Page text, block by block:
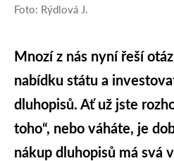
Foto: Rýdlová J.
Mnozí z nás nyní řeší
nabídku státu a
dluhopisů. Ať už jste
toho“, nebo váháte, je
nákup dluhopisů má svá